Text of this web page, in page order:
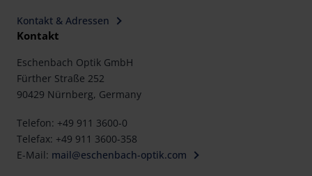
Kontakt & Adressen
Kontakt
Eschenbach Optik GmbH
Fürther Straße 252
90429 Nürnberg, Germany
Telefon: +49 911 3600-0
Telefax: +49 911 3600-358
E-Mail: mail@eschenbach-optik.com